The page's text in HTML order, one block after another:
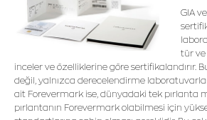
GIA
tür ve
inceler ve özelliklerine göre sertifikalandırır.
değil, yalnızca derecelendirme
ait Forevermark ise, dünyadaki tek pırlanta
pırlantanın Forevermark olabilmesi için